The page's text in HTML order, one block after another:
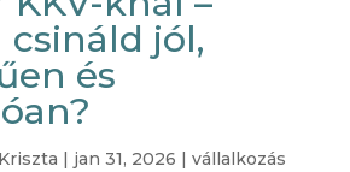
csináld jól,
és
| jan 31, 2026 | vállalkozás